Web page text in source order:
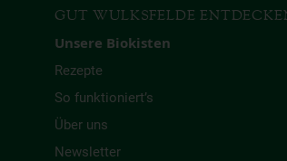
GUT WULKSFELDE
Unsere Biokisten
Rezepte
So funktioniert’s
Über uns
Newsletter